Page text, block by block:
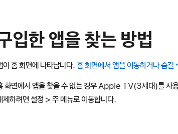
입한 앱을 찾는 방법
이 홈 화면에 나타납니다. 홈 화면에서 앱을 이동하거나 숨길
화면에서 앱을 찾을 수 없는 경우 Apple TV(3세대)를 사
제하려면 설정 > 주 메뉴로 이동합니다.